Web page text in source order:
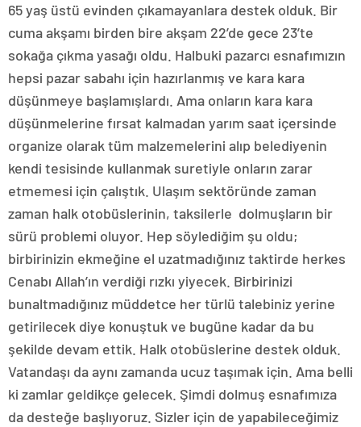
65 yaş üstü evinden çıkamayanlara destek olduk. Bir
cuma akşamı birden bire akşam 22’de gece 23’te
sokağa çıkma yasağı oldu. Halbuki pazarcı esnafımızın
hepsi pazar sabahı için hazırlanmış ve kara kara
düşünmeye başlamışlardı. Ama onların kara kara
düşünmelerine fırsat kalmadan yarım saat içersinde
organize olarak tüm malzemelerini alıp belediyenin
kendi tesisinde kullanmak suretiyle onların zarar
etmemesi için çalıştık. Ulaşım sektöründe zaman
zaman halk otobüslerinin, taksilerle dolmuşların bir
sürü problemi oluyor. Hep söylediğim şu oldu;
birbirinizin ekmeğine el uzatmadığınız taktirde herkes
Cenabı Allah’ın verdiği rızkı yiyecek. Birbirinizi
bunaltmadığınız müddetce her türlü talebiniz yerine
getirilecek diye konuştuk ve bugüne kadar da bu
şekilde devam ettik. Halk otobüslerine destek olduk.
Vatandaşı da aynı zamanda ucuz taşımak için. Ama belli
ki zamlar geldikçe gelecek. Şimdi dolmuş esnafımıza
da desteğe başlıyoruz. Sizler için de yapabileceğimiz